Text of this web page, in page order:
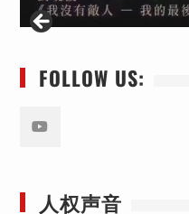
FOLLOW US:
人权声音